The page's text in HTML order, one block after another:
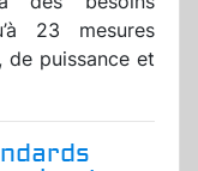
23 mesures
de puissance et